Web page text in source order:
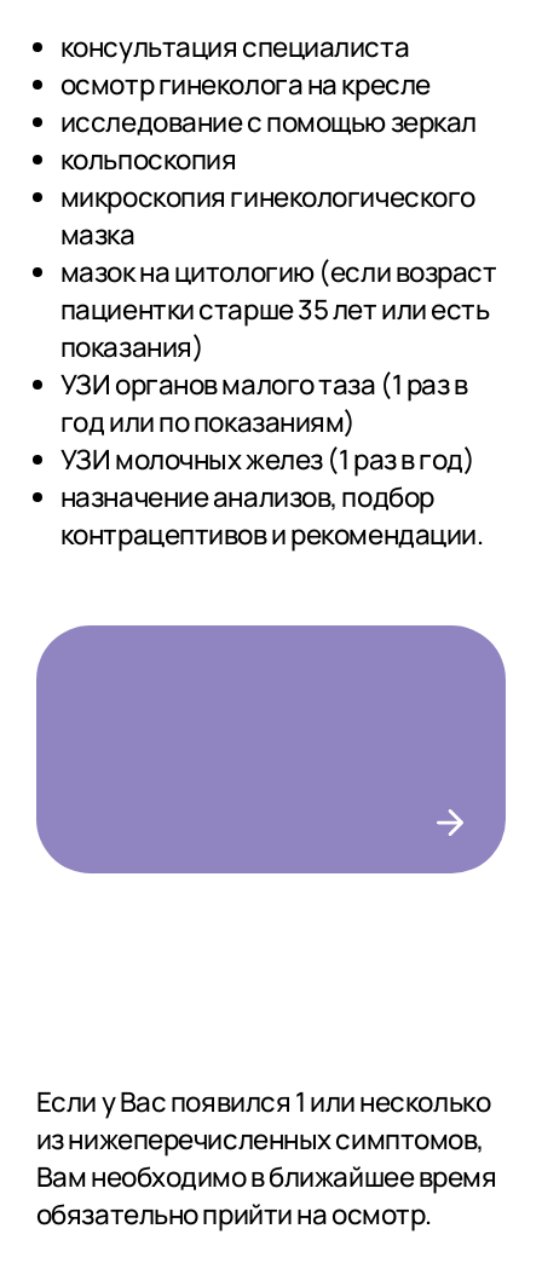
консультация специалиста
осмотр гинеколога на кресле
исследование с помощью зеркал
кольпоскопия
микроскопия гинекологического
мазка
мазок на цитологию (если возраст
пациентки старше 35 лет или есть
показания)
УЗИ органов малого таза (1 раз в
год или по показаниям)
УЗИ молочных желез (1 раз в год)
назначение анализов, подбор
контрацептивов и рекомендации.
Если у Вас появился 1 или несколько
из нижеперечисленных симптомов,
Вам необходимо в ближайшее время
обязательно прийти на осмотр.